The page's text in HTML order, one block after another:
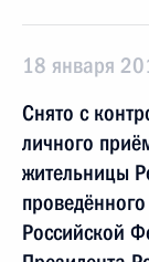
18 января
Снято с
личного
жительницы
Российской